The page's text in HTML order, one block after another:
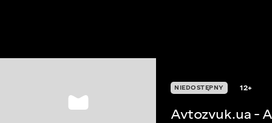
NIEDOSTĘPNY 12+
Avtozvuk.ua -